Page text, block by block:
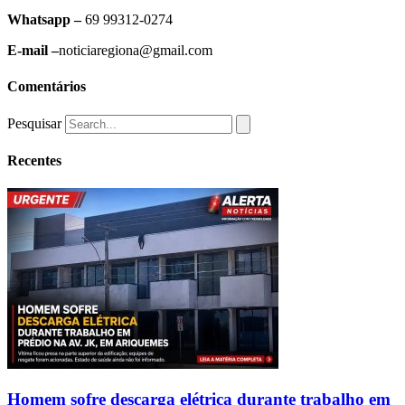
Whatsapp –69 99312-0274
E-mail –noticiaregiona@gmail.com
Comentários
Pesquisar
Recentes
Homem sofre descarga elétrica durante trabalho em